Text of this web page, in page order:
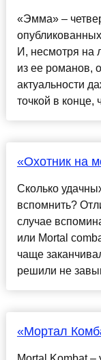
«Эмма» –
И, несмотря на
из ее романов,
актуальности
точкой в конце,
«Охотник на
Сколько
вспомнить?
случае
или Mortal
чаще
решили не
«Мортал